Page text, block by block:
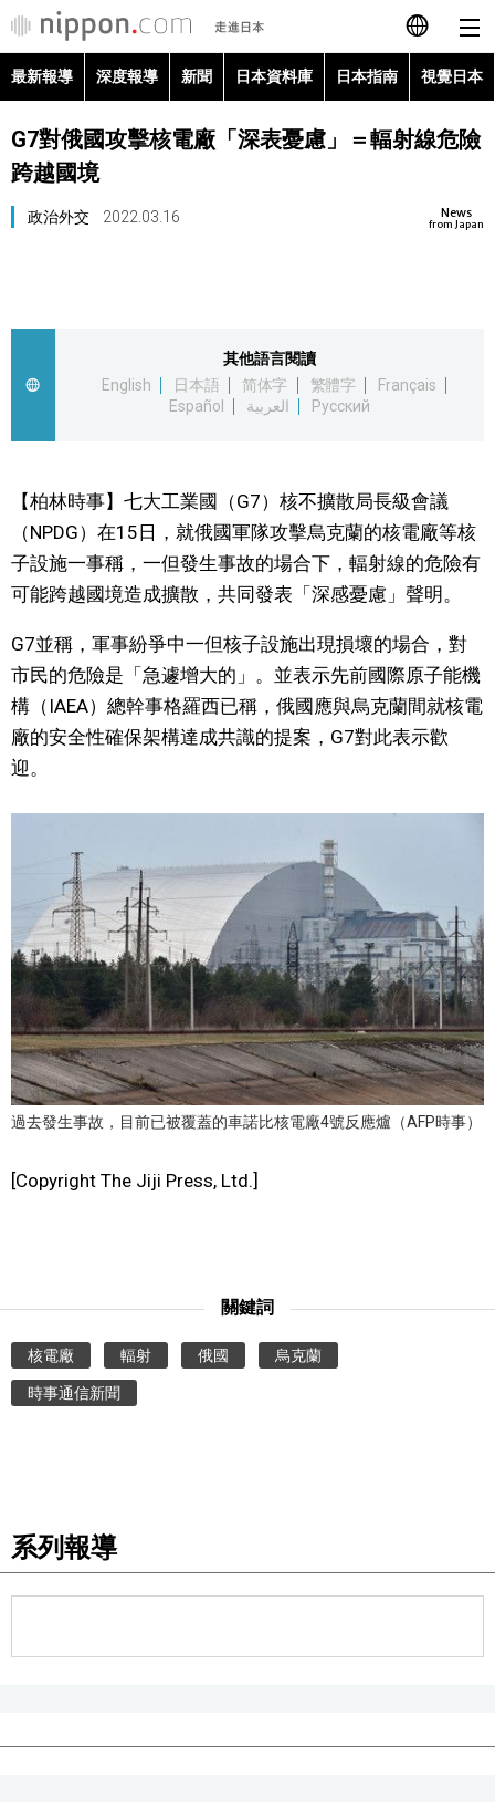
日本語
English
最新報導
視覺日本
臺灣香港
更多
人物訪談
日本入門
社會
財經
文化
科學技術
教育
工作勞動
醫療健康
語言
東京
official SNS
最新報導 深度報導 新聞 日本資料庫 日本指南 視覺日本
G7對俄國攻擊核電廠「深表憂慮」＝輻射線危險
跨越國境
News
from Japan
政治外交 2022.03.16
其他語言閱讀
English
日本語 简体字 繁體字
Français
Español
العربية Русский
【柏林時事】七大工業國（G7）核不擴散局長級會議
（NPDG）在15日，就俄國軍隊攻擊烏克蘭的核電廠等核
子設施一事稱，一但發生事故的場合下，輻射線的危險有
可能跨越國境造成擴散，共同發表「深感憂慮」聲明。
G7並稱，軍事紛爭中一但核子設施出現損壞的場合，對
市民的危險是「急遽增大的」。並表示先前國際原子能機
構（IAEA）總幹事格羅西已稱，俄國應與烏克蘭間就核電
廠的安全性確保架構達成共識的提案，G7對此表示歡
迎。
過去發生事故，目前已被覆蓋的車諾比核電廠4號反應爐（AFP時事）
[Copyright The Jiji Press, Ltd.]
關鍵詞
核電廠 輻射 俄國 烏克蘭
時事通信新聞
系列報導